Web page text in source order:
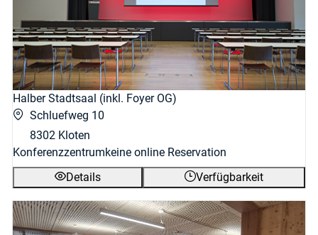
Halber Stadtsaal (inkl. Foyer OG)
Schluefweg 10
8302 Kloten
Konferenzzentrumkeine online Reservation
Details
Verfügbarkeit